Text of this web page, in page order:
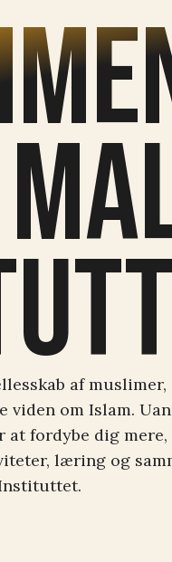
af
viden om Islam.
at fordybe dig
læring og